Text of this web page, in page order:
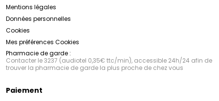
Mentions légales
Données personnelles
Cookies
Mes préférences Cookies
Pharmacie de garde :
Contacter le 3237 (audiotel 0,35€ ttc/min), accessible 24h/24 afin de
trouver la pharmacie de garde la plus proche de chez vous
Paiement